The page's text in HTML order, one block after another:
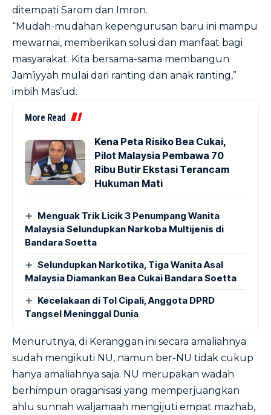
ditempati Sarom dan Imron.
“Mudah-mudahan kepengurusan baru ini mampu
mewarnai, memberikan solusi dan manfaat bagi
masyarakat. Kita bersama-sama membangun
Jam’iyyah mulai dari ranting dan anak ranting,”
imbih Mas’ud.
More Read
Kena Peta Risiko Bea Cukai,
Pilot Malaysia Pembawa 70
Ribu Butir Ekstasi Terancam
Hukuman Mati
Menguak Trik Licik 3 Penumpang Wanita
Malaysia Selundupkan Narkoba Multijenis di
Bandara Soetta
Selundupkan Narkotika, Tiga Wanita Asal
Malaysia Diamankan Bea Cukai Bandara Soetta
Kecelakaan di Tol Cipali, Anggota DPRD
Tangsel Meninggal Dunia
Menurutnya, di Keranggan ini secara amaliahnya
sudah mengikuti NU, namun ber-NU tidak cukup
hanya amaliahnya saja. NU merupakan wadah
berhimpun oraganisasi yang memperjuangkan
ahlu sunnah waljamaah mengijuti empat mazhab,